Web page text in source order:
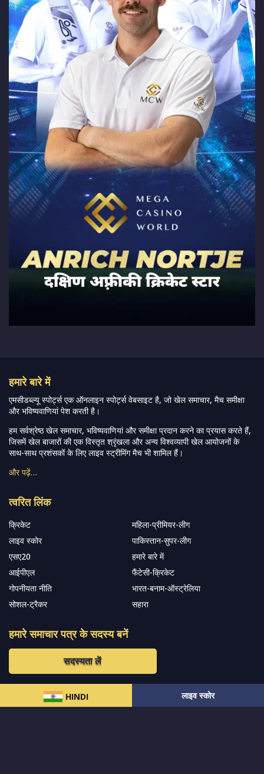
HINDI लाइव स्कोर
हमारे बारे में
एमसीडब्ल्यू स्पोर्ट्स एक ऑनलाइन स्पोर्ट्स वेबसाइट है, जो खेल समाचार, मैच समीक्षा
और भविष्यवाणियां पेश करती है।
हम सर्वश्रेष्ठ खेल समाचार, भविष्यवाणियां और समीक्षा प्रदान करने का प्रयास करते हैं,
जिसमें खेल बाजारों की एक विस्तृत श्रृंखला और अन्य विश्वव्यापी खेल आयोजनों के
साथ-साथ प्रशंसकों के लिए लाइव स्ट्रीमिंग मैच भी शामिल हैं।
और पढ़ें…
त्वरित लिंक
क्रिकेट
महिला-प्रीमियर-लीग
लाइव स्कोर
पाकिस्तान-सुपर-लीग
एसए20
हमारे बारे में
आईपीएल
फैंटेसी-क्रिकेट
गोपनीयता नीति
भारत-बनाम-ऑस्ट्रेलिया
सोशल-ट्रैकर
सहारा
हमारे समाचार पत्र के सदस्य बनें
सदस्यता लें
हमारा अनुसरण करें और नवीनतम अपडेट प्राप्त करेंs